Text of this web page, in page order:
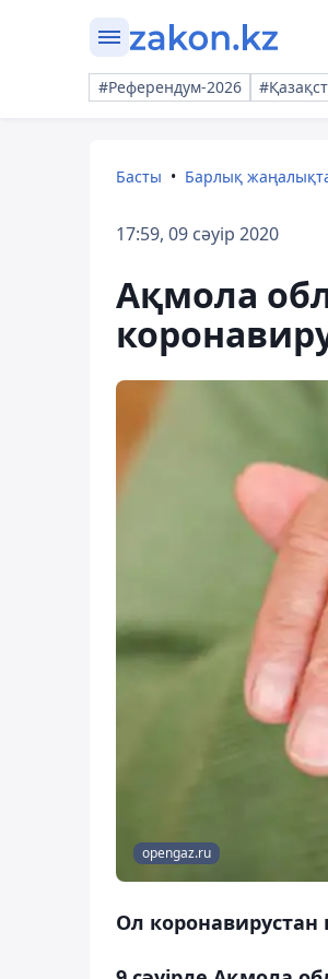
#Референдум-2026
Басты Барлық
17:59, 09 сәуір 2020
Ақмола
opengaz.ru
Ол